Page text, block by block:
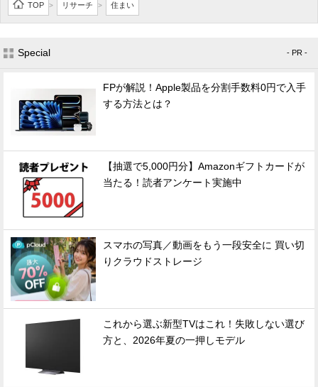
TOP > リサーチ > 住まい
Special - PR -
FPが解説！Apple製品を分割手数料0円で入手
する方法とは？
【抽選で5,000円分】Amazonギフトカードが
当たる！読者アンケート実施中
スマホの写真／動画をもう一段安全に 買い切
りクラウドストレージ
これから選ぶ新型TVはこれ！失敗しない選び
方と、2026年夏の一押しモデル